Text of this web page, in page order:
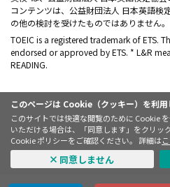
このページは Cookie（クッキー）を利用
このサイトでは快適な閲覧のために Cookie
いただける場合は、「同意します」をクリッ
Cookie ポリシーをご確認ください。 詳細は
同意しません
コンテンツは、公益財団法人 日本英語検
の他の検討を受けたものではありません。
TOEIC is a registered trademark of ETS.
endorsed or approved by ETS. * L&R
READING.